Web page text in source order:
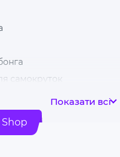
самокруток
куріння
Показати всі